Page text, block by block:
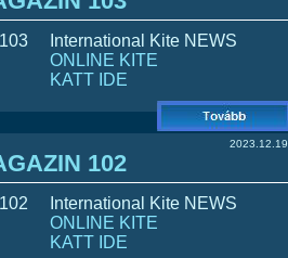
International Kite NEWS
ONLINE KITE
KATT IDE
2023.12.19.
102
International Kite NEWS
ONLINE KITE
KATT IDE